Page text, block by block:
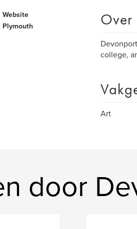
Website
Plymouth
Over
college,
Art
door